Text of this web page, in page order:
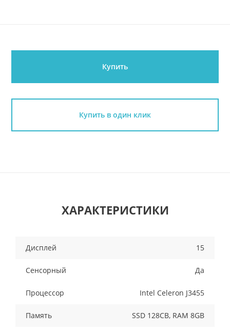
Купить
Купить в один клик
ХАРАКТЕРИСТИКИ
Дисплей 15
Сенсорный Да
Процессор Intel Celeron J3455
Память SSD 128CB, RAM 8GB